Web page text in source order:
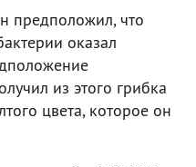
предположил, что
оказал
из этого грибка
цвета, которое он